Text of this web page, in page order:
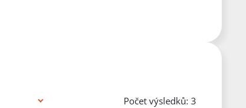
Počet výsledků: 3